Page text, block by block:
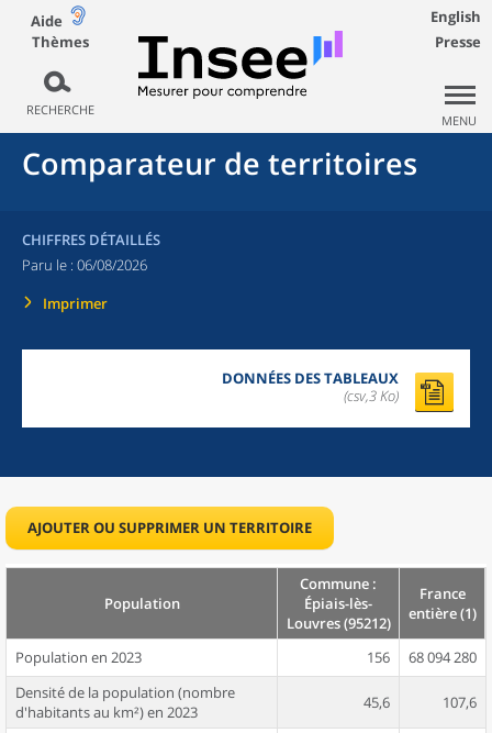
Aide
Thèmes
RECHERCHE
English
Presse
MENU
Comparateur de territoires
CHIFFRES DÉTAILLÉS
Paru le : 06/08/2026
Imprimer
DONNÉES DES TABLEAUX
(csv,3 Ko)
AJOUTER OU SUPPRIMER UN TERRITOIRE
Population
Commune :
Épiais-lès-
Louvres (95212)
France
entière (1)
Population en 2023 156
68 094 280
Densité de la population (nombre
d'habitants au km²) en 2023
45,6 107,6